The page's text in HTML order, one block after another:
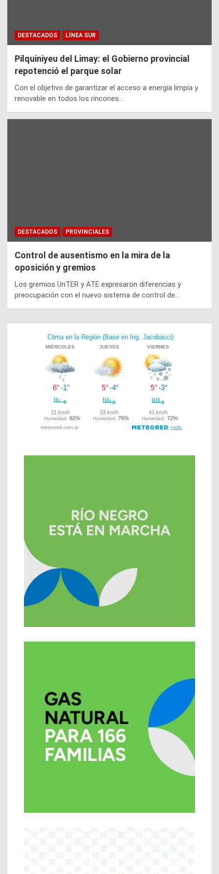
DESTACADOS LÍNEA SUR
Pilquiniyeu del Limay: el Gobierno provincial
repotenció el parque solar
Con el objetivo de garantizar el acceso a energía limpia y
renovable en todos los rincones…
DESTACADOS PROVINCIALES
Control de ausentismo en la mira de la
oposición y gremios
Los gremios UnTER y ATE expresaron diferencias y
preocupación con el nuevo sistema de control de…